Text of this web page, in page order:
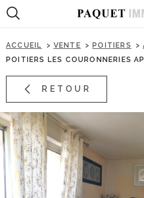
Aller
Aller
recherche
Aller
au
principal
Aller
au
ACCUEIL VENTE POITIERS
POITIERS LES COURONNERIES
RETOUR